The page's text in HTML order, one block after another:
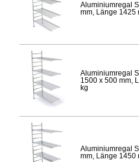
Aluminiumregal
mm, Länge 1425
Aluminiumregal
1500 x 500 mm,
kg
Aluminiumregal
mm, Länge 1450